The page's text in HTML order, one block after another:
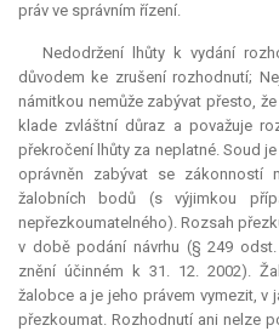
práv ve správním řízení.
Nedodržení lhůty k vydání
důvodem ke zrušení rozhodnutí;
námitkou nemůže zabývat přesto,
klade zvláštní důraz a považuje
překročení lhůty za neplatné. Soud
oprávněn zabývat se zákonností
žalobních bodů (s výjimkou
nepřezkoumatelného). Rozsah
v době podání návrhu (§ 249
znění účinném k 31. 12. 2002).
žalobce a je jeho právem vymezit,
přezkoumat. Rozhodnutí ani nelze